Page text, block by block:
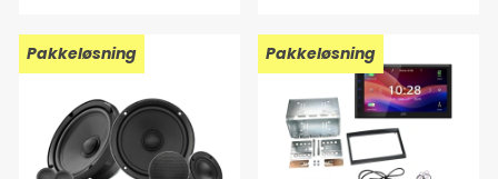
Pakkeløsning Pakkeløsning